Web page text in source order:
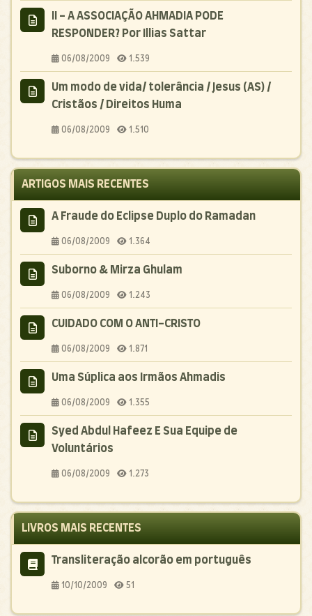
II - A ASSOCIAÇÃO AHMADIA PODE
RESPONDER? Por Illias Sattar
06/08/2009 1.539
Um modo de vida/ tolerância / Jesus (AS) /
Cristãos / Direitos Huma
06/08/2009 1.510
ARTIGOS MAIS RECENTES
A Fraude do Eclipse Duplo do Ramadan
06/08/2009 1.364
Suborno & Mirza Ghulam
06/08/2009 1.243
CUIDADO COM O ANTI-CRISTO
06/08/2009 1.871
Uma Súplica aos Irmãos Ahmadis
06/08/2009 1.355
Syed Abdul Hafeez E Sua Equipe de
Voluntários
06/08/2009 1.273
LIVROS MAIS RECENTES
Transliteração alcorão em português
10/10/2009 51